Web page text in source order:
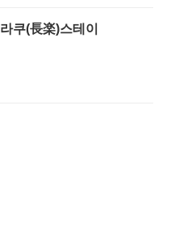
쿠(長楽)스테이